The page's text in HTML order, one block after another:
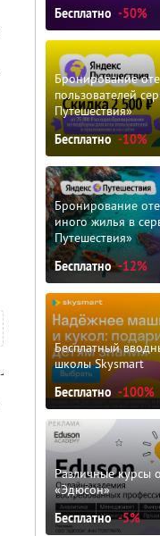
Бесплатно -50%
Бронирование
пользователей
Путешествия»
Бесплатно -10%
Бронирование
иного жилья в
Путешествия»
Бесплатно -12%
Бесплатный
школы Skysmart
Бесплатно -100%
Различные курсы
«Эдюсон»
Бесплатно -5%